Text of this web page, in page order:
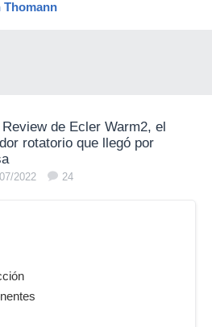
Thomann
de Ecler Warm2, el
rotatorio que llegó por
2022 24